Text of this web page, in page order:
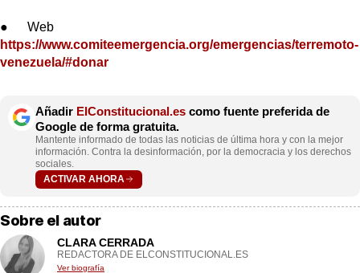
● Web
https://www.comiteemergencia.org/emergencias/terremoto-
venezuela/#donar
Añadir ElConstitucional.es como fuente preferida de
Google de forma gratuita.
Mantente informado de todas las noticias de última hora y con la mejor
información. Contra la desinformación, por la democracia y los derechos
sociales.
ACTIVAR AHORA
Sobre el autor
CLARA CERRADA
REDACTORA DE ELCONSTITUCIONAL.ES
Ver biografía